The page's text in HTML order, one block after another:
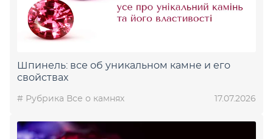
Шпинель: все об уникальном камне и его
свойствах
# Рубрика Все о камнях 17.07.2026